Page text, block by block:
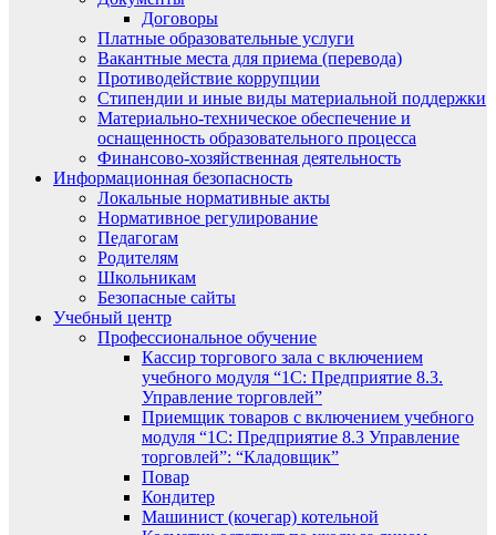
Договоры
Платные образовательные услуги
Вакантные места для приема (перевода)
Противодействие коррупции
Стипендии и иные виды материальной поддержки
Материально-техническое обеспечение и
оснащенность образовательного процесса
Финансово-хозяйственная деятельность
Информационная безопасность
Локальные нормативные акты
Нормативное регулирование
Педагогам
Родителям
Школьникам
Безопасные сайты
Учебный центр
Профессиональное обучение
Кассир торгового зала с включением
учебного модуля “1С: Предприятие 8.3.
Управление торговлей”
Приемщик товаров с включением учебного
модуля “1С: Предприятие 8.3 Управление
торговлей”: “Кладовщик”
Повар
Кондитер
Машинист (кочегар) котельной